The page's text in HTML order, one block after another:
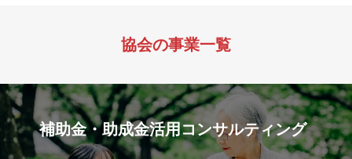
協会の事業一覧
補助金・助成金活用コンサルティング